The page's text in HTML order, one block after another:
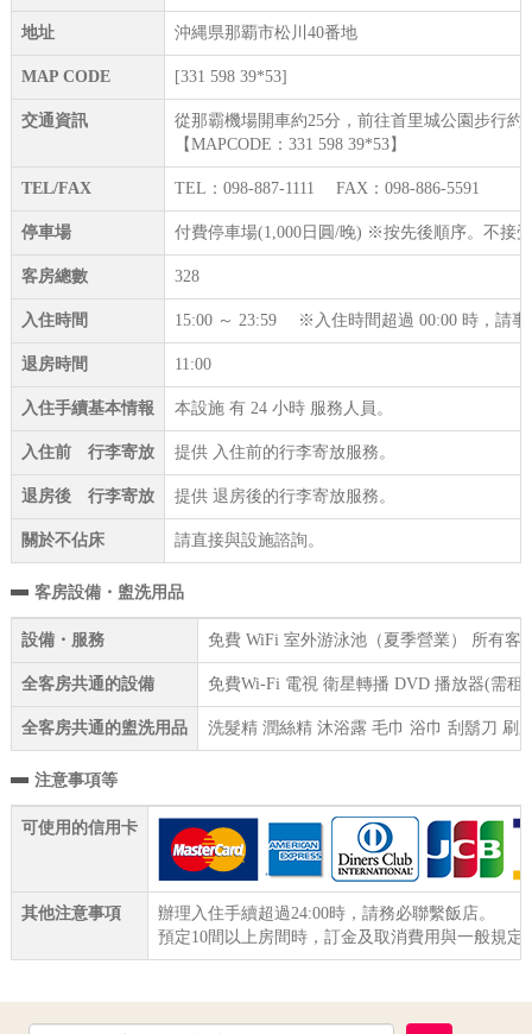
地址 沖縄県那覇市松川40番地
MAP CODE [331 598 39*53]
交通資訊
從那霸機場開車約25分，前往首里城公園步行約
【MAPCODE：331 598 39*53】
TEL/FAX TEL：098-887-1111 FAX：098-886-5591
停車場 付費停車場(1,000日圓/晚) ※按先後順序。不接
客房總數 328
入住時間 15:00 ～ 23:59 ※入住時間超過 00:00 時，請事
退房時間 11:00
入住手續基本情報 本設施 有 24 小時 服務人員。
入住前 行李寄放 提供 入住前的行李寄放服務。
退房後 行李寄放 提供 退房後的行李寄放服務。
關於不佔床 請直接與設施諮詢。
客房設備・盥洗用品
設備・服務 免費 WiFi 室外游泳池（夏季營業） 所有
全客房共通的設備 免費Wi-Fi 電視 衛星轉播 DVD 播放器(需
全客房共通的盥洗用品 洗髮精 潤絲精 沐浴露 毛巾 浴巾 刮鬍刀 刷
注意事項等
可使用的信用卡
其他注意事項
辦理入住手續超過24:00時，請務必聯繫飯店。
預定10間以上房間時，訂金及取消費用與一般規定